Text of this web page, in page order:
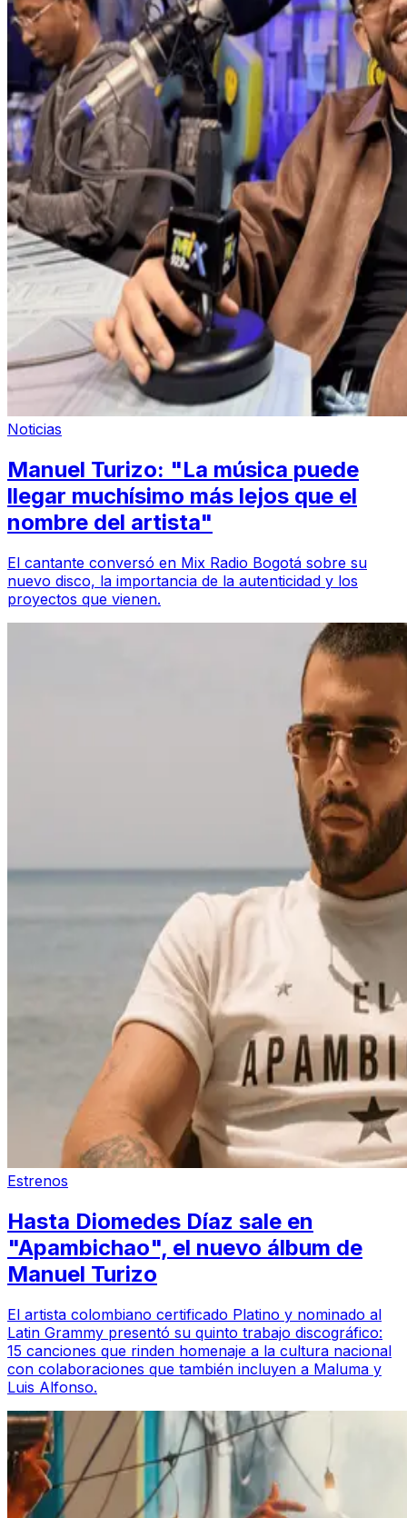
Noticias
Manuel Turizo: "La música puede
llegar muchísimo más lejos que el
nombre del artista"
El cantante conversó en Mix Radio Bogotá sobre su
nuevo disco, la importancia de la autenticidad y los
proyectos que vienen.
Estrenos
Hasta Diomedes Díaz sale en
"Apambichao", el nuevo álbum de
Manuel Turizo
El artista colombiano certificado Platino y nominado al
Latin Grammy presentó su quinto trabajo discográfico:
15 canciones que rinden homenaje a la cultura nacional
con colaboraciones que también incluyen a Maluma y
Luis Alfonso.